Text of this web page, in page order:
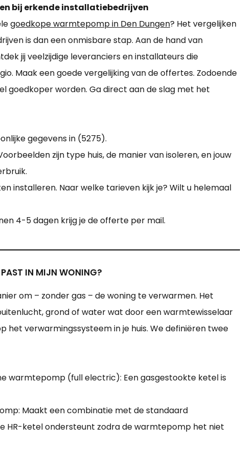
bij erkende installatiebedrijven
goedkope warmtepomp in Den Dungen? Het vergelijken
is dan een onmisbare stap. Aan de hand van
jij veelzijdige leveranciers en installateurs die
Maak een goede vergelijking van de offertes. Zodoende
goedkoper worden. Ga direct aan de slag met het
gegevens in (5275).
zijn type huis, de manier van isoleren, en jouw
installeren. Naar welke tarieven kijk je? Wilt u helemaal
4-5 dagen krijg je de offerte per mail.
IN MIJN WONING?
om – zonder gas – de woning te verwarmen. Het
grond of water wat door een warmtewisselaar
het verwarmingssysteem in je huis. We definiëren twee
warmtepomp (full electric): Een gasgestookte ketel is
Maakt een combinatie met de standaard
HR-ketel ondersteunt zodra de warmtepomp het niet